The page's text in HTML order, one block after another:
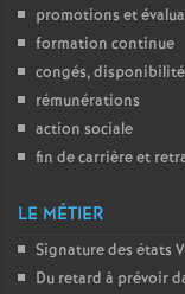
promotions et
formation continue
congés,
rémunérations
action sociale
fin de carrière et
LE MÉTIER
Signature des états
Du retard à prévoir